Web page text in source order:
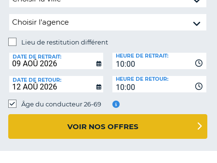
RÉSERVATION
SUISSE
LANGUE
Lieu de restitution différent
DE
RESTITUTION:
DATE DE RETRAIT:
10:00
HEURE DE RETRAIT:
DATE DE RETOUR:
10:00
HEURE DE RETOUR:
Âge du conducteur 26-69
VOIR NOS OFFRES